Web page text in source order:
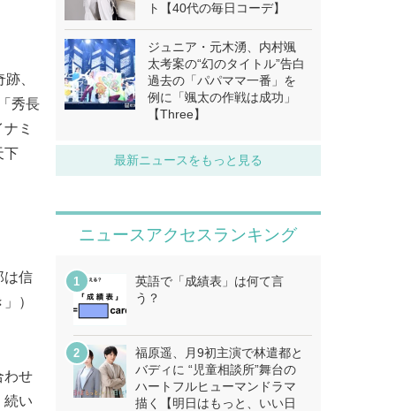
、
秀長
ミ
下
は信
）
わせ
続い
ト【40代の毎日コーデ】
ジュニア・元木湧、内村颯
太考案の“幻のタイトル”告白
過去の「パパママ一番」を
例に「颯太の作戦は成功」
【Three】
最新ニュースをもっと見る
ニュースアクセスランキング
英語で「成績表」は何て言
う？
福原遥、月9初主演で林遣都と
バディに “児童相談所”舞台の
ハートフルヒューマンドラマ
描く【明日はもっと、いい日